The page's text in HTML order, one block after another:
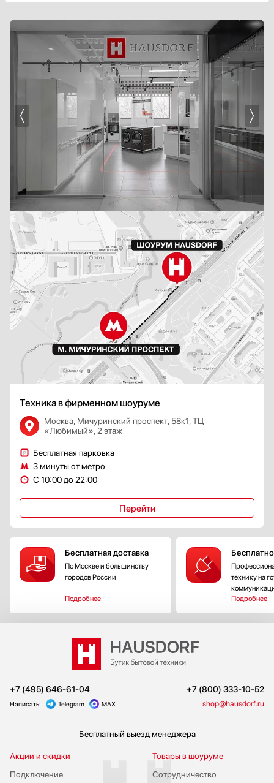
Техника в фирменном шоуруме
Москва, Мичуринский проспект, 58к1, ТЦ
«Любимый», 2 этаж
Бесплатная парковка
3 минуты от метро
С 10:00 до 22:00
Перейти
Бесплатная доставка
По Москве и большинству
городов России
Подробнее
технику на
Подробнее
+7 (495) 646-61-04 +7 (800) 333-10-52
Написать: Telegram MAX shop@hausdorf.ru
Бесплатный выезд менеджера
Акции и скидки
Подключение
Сотрудничество
Товары в шоуруме